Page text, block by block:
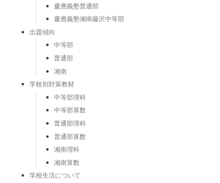
慶應義塾普通部
慶應義塾湘南藤沢中等部
出題傾向
中等部
普通部
湘南
学校別対策教材
中等部理科
中等部算数
普通部理科
普通部算数
湘南理科
湘南算数
学校生活について